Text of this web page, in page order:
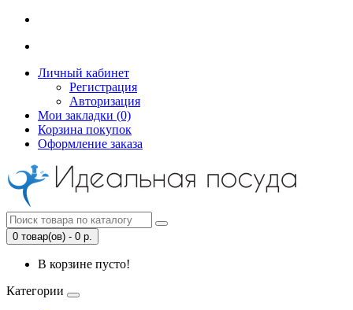
Личный кабинет
Регистрация
Авторизация
Мои закладки (0)
Корзина покупок
Оформление заказа
0 товар(ов) - 0 р.
В корзине пусто!
Категории